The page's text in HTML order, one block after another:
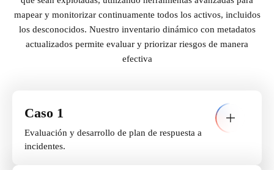
mapear y monitorizar continuamente todos los activos, incluidos
los desconocidos. Nuestro inventario dinámico con metadatos
actualizados permite evaluar y priorizar riesgos de manera
efectiva
Caso 1
Evaluación y desarrollo de plan de respuesta a
incidentes.